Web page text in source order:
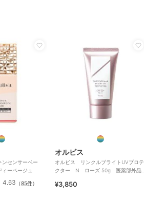
ンセンサーベー
ーベージュ
4.63 （85件）
オルビス
オルビス リンクルブライトUVプロテ
クター N ローズ 50g 医薬部外品
¥3,850